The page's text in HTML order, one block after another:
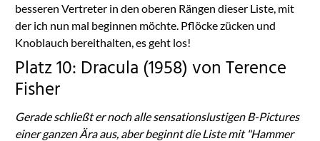
besseren Vertreter in den oberen Rängen dieser Liste, mit
der ich nun mal beginnen möchte. Pflöcke zücken und
Knoblauch bereithalten, es geht los!
Platz 10: Dracula (1958) von Terence
Fisher
Gerade schließt er noch alle sensationslustigen B-Pictures
einer ganzen Ära aus, aber beginnt die Liste mit "Hammer